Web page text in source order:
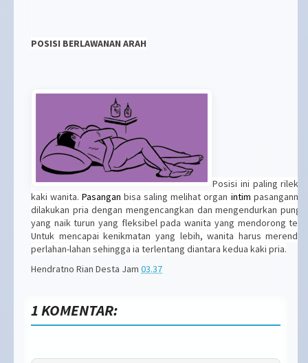
POSISI BERLAWANAN ARAH
Posisi ini paling
kaki wanita.Pasangan bisa saling melihat organ intim
dilakukan pria dengan mengencangkan dan mengendurkan
yang naik turun yang fleksibel pada wanita yang mendorong
Untuk mencapai kenikmatan yang lebih, wanita harus
perlahan-lahan sehingga ia terlentang diantara kedua kaki pria.
Hendratno Rian Desta Jam 03.37
1 KOMENTAR: